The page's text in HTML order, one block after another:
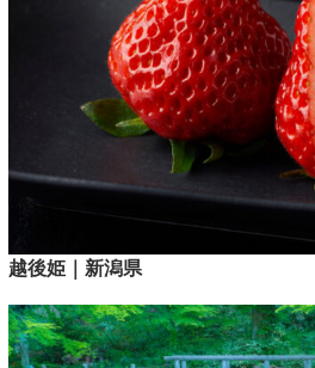
越後姫｜新潟県